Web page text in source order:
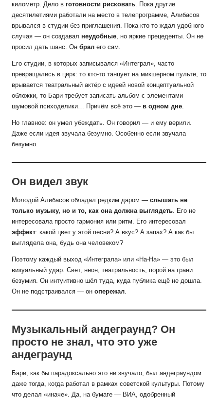
километр. Дело в готовности рисковать . Пока другие
десятилетиями работали на место в телепрограмме, Алибасов
врывался в студии без приглашения. Пока кто-то ждал удобного
случая — он создавал неудобные , но яркие прецеденты. Он не
просил дать шанс. Он брал его сам.
Его студии, в которых записывался «Интеграл», часто
превращались в цирк: то кто-то танцует на микшерном пульте, то
врывается театральный актёр с идеей новой концептуальной
обложки, то Бари требует записать альбом с элементами
шумовой психоделики… Причём всё это — в одном дне
Но главное: он умел убеждать. Он говорил — и ему верили.
Даже если идея звучала безумно. Особенно если звучала
безумно.
Он видел звук
Молодой Алибасов обладал редким даром — слышать не
только музыку, но и то, как она должна выглядеть. Его не
интересовала просто гармония или ритм. Его интересовал
эффект: какой цвет у этой песни? А вкус? А запах? А как бы
выглядела она, будь она человеком?
Поэтому каждый выход «Интеграла» или «На-На» — это был
визуальный удар. Свет, неон, театральность, порой на грани
безумия. Он интуитивно шёл туда, куда публика ещё не дошла.
Он не подстраивался — он опережал.
Музыкальный андеграунд? Он
просто не знал, что это уже
андеграунд
Бари, как бы парадоксально это ни звучало, был андеграундом
даже тогда, когда работал в рамках советской культуры. Потому
что делал «иначе». Да, на бумаге — ВИА, одобренный